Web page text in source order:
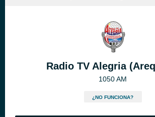
Radio TV Alegria
1050 AM
¿NO FUNCIONA?